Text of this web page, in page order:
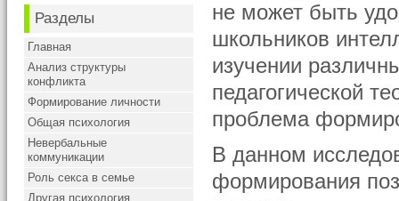
Разделы
Главная
Анализ структуры
конфликта
Формирование личности
Общая психология
Невербальные
коммуникации
Роль секса в семье
Другая психология
не может быть
школьников
изучении
педагогической
проблема
В данном
формирования